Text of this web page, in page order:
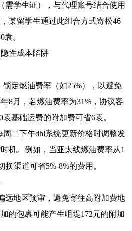
需学生证），与代理账号结合使用
某留学生通过此组合方式寄松46
。
性成本陷阱
定燃油费率（如25%），以避免
8月，若燃油费率为31%，协议客
基础运费的附加费可省6袁。
二下午dhl系统更新价格时调整发
机。例如，当亚太线燃油费率从1
换渠道可省5%-8%的费用。
远地区预审，避免寄往高附加费地
的包裹可能产生咀堤172元的附加